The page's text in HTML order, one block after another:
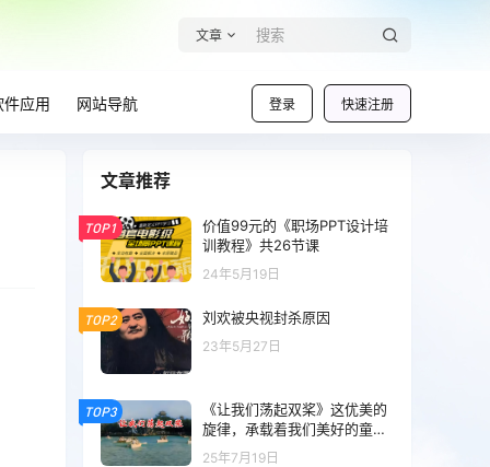
文章
登录 快速注册
件应用 网站导航
文章推荐
TOP1
价值99元的《职场PPT设计培
训教程》共26节课
24年5月19日
TOP2 刘欢被央视封杀原因
23年5月27日
TOP3
《让我们荡起双桨》这优美的
旋律，承载着我们美好的童年
回忆！
25年7月19日